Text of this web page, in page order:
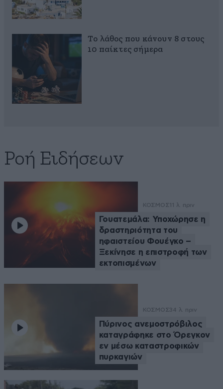
Το λάθος που κάνουν 8 στους
10 παίκτες σήμερα
Ροή Ειδήσεων
ΚΟΣΜΟΣ 11 λ. πριν
Γουατεμάλα: Υποχώρησε η
δραστηριότητα του
ηφαιστείου Φουέγκο –
Ξεκίνησε η επιστροφή των
εκτοπισμένων
ΚΟΣΜΟΣ34 λ. πριν
Πύρινος ανεμοστρόβιλος
καταγράφηκε στο Όρεγκον
εν μέσω καταστροφικών
πυρκαγιών